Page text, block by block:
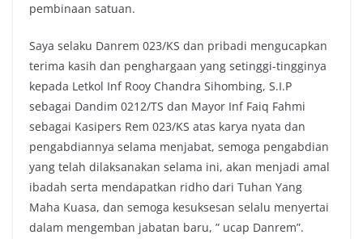
pembinaan satuan.
Saya selaku Danrem 023/KS dan pribadi mengucapkan
terima kasih dan penghargaan yang setinggi-tingginya
kepada Letkol Inf Rooy Chandra Sihombing, S.I.P
sebagai Dandim 0212/TS dan Mayor Inf Faiq Fahmi
sebagai Kasipers Rem 023/KS atas karya nyata dan
pengabdiannya selama menjabat, semoga pengabdian
yang telah dilaksanakan selama ini, akan menjadi amal
ibadah serta mendapatkan ridho dari Tuhan Yang
Maha Kuasa, dan semoga kesuksesan selalu menyertai
dalam mengemban jabatan baru, ” ucap Danrem”.